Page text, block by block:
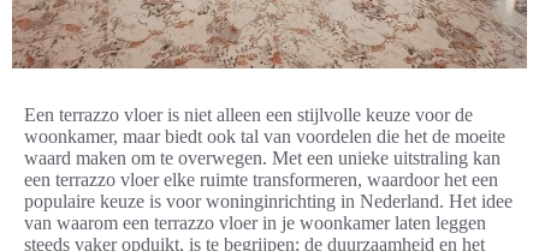
Een terrazzo vloer is niet alleen een stijlvolle keuze voor de
woonkamer, maar biedt ook tal van voordelen die het de moeite
waard maken om te overwegen. Met een unieke uitstraling kan
een terrazzo vloer elke ruimte transformeren, waardoor het een
populaire keuze is voor woninginrichting in Nederland. Het idee
van waarom een terrazzo vloer in je woonkamer laten leggen
steeds vaker opduikt, is te begrijpen; de duurzaamheid en het